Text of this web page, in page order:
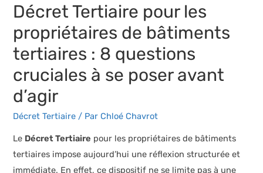
Décret Tertiaire pour les
propriétaires de bâtiments
tertiaires : 8 questions
cruciales à se poser avant
d’agir
Décret Tertiaire / ParChloé Chavrot
Le Décret Tertiaire pour les propriétaires de bâtiments
tertiaires impose aujourd’hui une réflexion structurée et
immédiate. En effet, ce dispositif ne se limite pas à une